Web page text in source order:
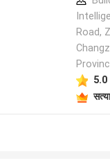
Road,
5.0